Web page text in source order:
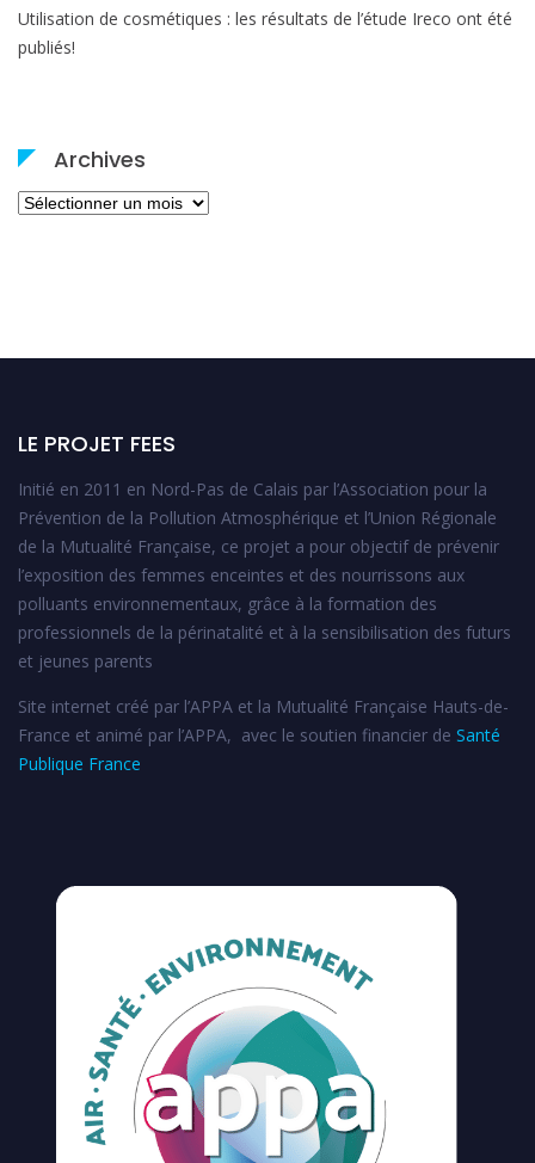
Utilisation de cosmétiques : les résultats de l’étude Ireco ont été
publiés!
Archives
Archives
LE PROJET FEES
Initié en 2011 en Nord-Pas de Calais par l’Association pour la
Prévention de la Pollution Atmosphérique et l’Union Régionale
de la Mutualité Française, ce projet a pour objectif de prévenir
l’exposition des femmes enceintes et des nourrissons aux
polluants environnementaux, grâce à la formation des
professionnels de la périnatalité et à la sensibilisation des futurs
et jeunes parents
Site internet créé par l’APPA et la Mutualité Française Hauts-de-
France et animé par l’APPA, avec le soutien financier de Santé
Publique France